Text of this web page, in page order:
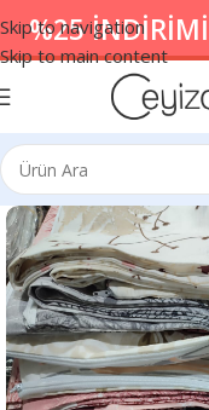
Skip to navigation
Skip to main content
%25